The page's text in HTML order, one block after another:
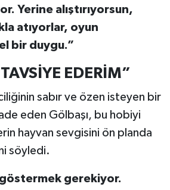
Yerine alıştırıyorsun,
atıyorlar, oyun
bir duygu.”
EDERİM”
sabır ve özen isteyen bir
eden Gölbaşı, bu hobiyi
hayvan sevgisini ön planda
söyledi.
gerekiyor.